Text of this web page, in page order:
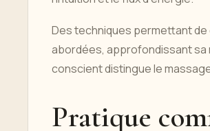
Des techniques permettant
abordées, approfondissant sa
conscient distingue le
Pratique